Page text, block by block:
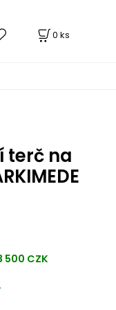
0 ks
terč na
500 CZK